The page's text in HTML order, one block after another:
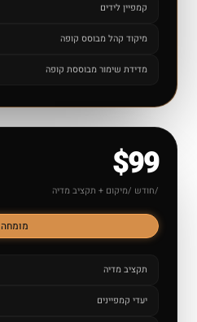
קמפיין לידים
מיקוד קהל מבוסס קופה
מדידת שימור מבוססת קופה
$99
/חודש /מיקום + תקציב מדיה
מומחה
תקציב מדיה
יעדי קמפיינים